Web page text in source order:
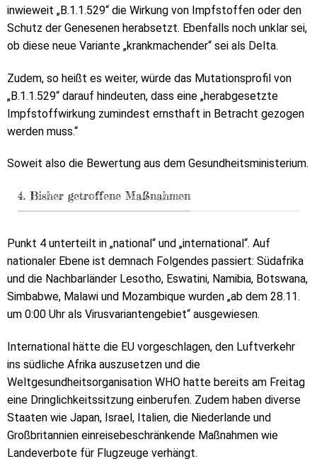
inwieweit „B.1.1.529“ die Wirkung von Impfstoffen oder den
Schutz der Genesenen herabsetzt. Ebenfalls noch unklar sei,
ob diese neue Variante „krankmachender“ sei als Delta.
Zudem, so heißt es weiter, würde das Mutationsprofil von
„B.1.1.529“ darauf hindeuten, dass eine „herabgesetzte
Impfstoffwirkung zumindest ernsthaft in Betracht gezogen
werden muss.“
Soweit also die Bewertung aus dem Gesundheitsministerium.
4. Bisher getroffene Maßnahmen
Punkt 4 unterteilt in „national“ und „international“. Auf
nationaler Ebene ist demnach Folgendes passiert: Südafrika
und die Nachbarländer Lesotho, Eswatini, Namibia, Botswana,
Simbabwe, Malawi und Mozambique wurden „ab dem 28.11.
um 0:00 Uhr als Virusvariantengebiet“ ausgewiesen.
International hätte die EU vorgeschlagen, den Luftverkehr
ins südliche Afrika auszusetzen und die
Weltgesundheitsorganisation WHO hatte bereits am Freitag
eine Dringlichkeitssitzung einberufen. Zudem haben diverse
Staaten wie Japan, Israel, Italien, die Niederlande und
Großbritannien einreisebeschränkende Maßnahmen wie
Landeverbote für Flugzeuge verhängt.